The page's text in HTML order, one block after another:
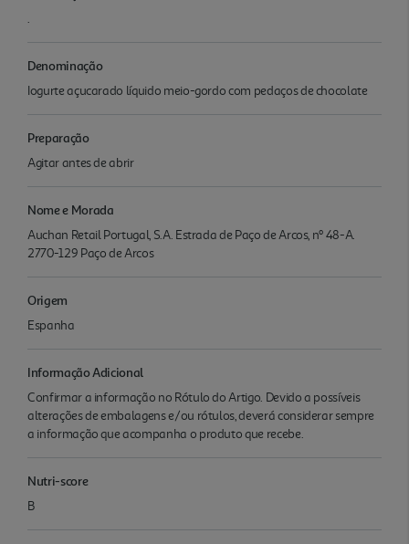
.
Denominação
Iogurte açucarado líquido meio-gordo com pedaços de chocolate
Preparação
Agitar antes de abrir
Nome e Morada
Auchan Retail Portugal, S.A. Estrada de Paço de Arcos, nº 48-A.
2770-129 Paço de Arcos
Origem
Espanha
Informação Adicional
Confirmar a informação no Rótulo do Artigo. Devido a possíveis
alterações de embalagens e/ou rótulos, deverá considerar sempre
a informação que acompanha o produto que recebe.
Nutri-score
B